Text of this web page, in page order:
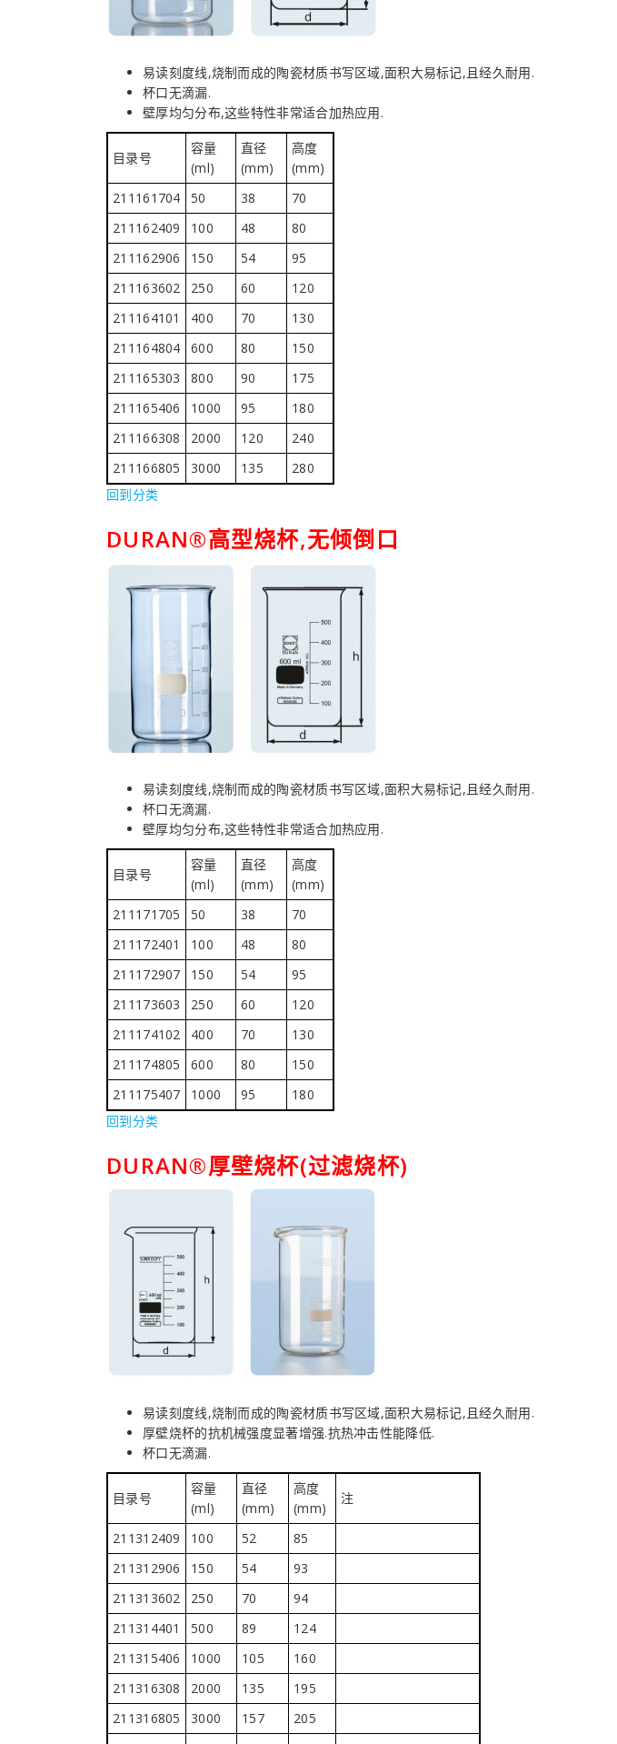
易读刻度线,烧制而成的陶瓷材质书写区域,面积大易标记,且经久耐用.
杯口无滴漏.
壁厚均匀分布,这些特性非常适合加热应用.
目录号
容量
(ml)
直径
(mm)
高度
(mm)
211161704
50 38
70
211162409
100 48
80
211162906
150 54
95
211163602
250 60
120
211164101
400 70
130
211164804
600 80
150
211165303
800 90
175
211165406
1000 95
180
211166308
2000 120
240
211166805
3000 135
280
回到分类
DURAN®高型烧杯,无倾倒口
易读刻度线,烧制而成的陶瓷材质书写区域,面积大易标记,且经久耐用.
杯口无滴漏.
壁厚均匀分布,这些特性非常适合加热应用.
目录号
容量
(ml)
直径
(mm)
高度
(mm)
211171705
50 38
70
211172401
100 48
80
211172907
150 54
95
211173603
250 60
120
211174102
400 70
130
211174805
600 80
150
211175407
1000 95
180
回到分类
DURAN®厚壁烧杯(过滤烧杯)
易读刻度线,烧制而成的陶瓷材质书写区域,面积大易标记,且经久耐用.
厚壁烧杯的抗机械强度显著增强.抗热冲击性能降低.
杯口无滴漏.
目录号
容量
(ml)
直径
(mm)
高度
(mm)
注
211312409 100 52
85
211312906
150 54
93
211313602
250 70
94
211314401
500 89
124
211315406
1000 105
160
211316308
2000 135
195
211316805
3000 157
205